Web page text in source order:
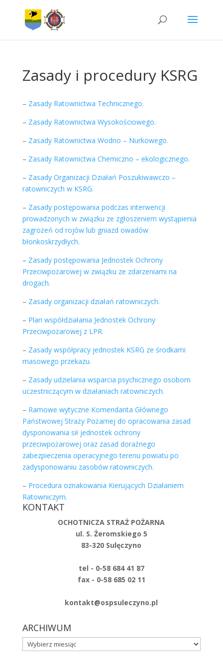
Zasady i procedury KSRG
– Zasady Ratownictwa Technicznego.
– Zasady Ratownictwa Wysokościowego.
– Zasady Ratownictwa Wodno – Nurkowego.
– Zasady Ratownictwa Chemiczno – ekologicznego.
– Zasady Organizacji Działań Poszukiwawczo –
ratowniczych w KSRG.
– Zasady postępowania podczas interwencji
prowadzonych w związku ze zgłoszeniem wystąpienia
zagrożeń od rojów lub gniazd owadów
błonkoskrzydłych.
– Zasady postępowania Jednostek Ochrony
Przeciwpożarowej w związku ze zdarzeniami na
drogach.
– Zasady organizacji działań ratowniczych.
– Plan współdziałania Jednostek Ochrony
Przeciwpożarowej z LPR.
– Zasady współpracy jednostek KSRG ze środkami
masowego przekazu.
– Zasady udzielania wsparcia psychicznego osobom
uczestniczącym w działaniach ratowniczych.
– Ramowe wytyczne Komendanta Głównego
Państwowej Straży Pożarnej do opracowania zasad
dysponowania sił jednostek ochrony
przeciwpożarowej oraz zasad doraźnego
zabezpieczenia operacyjnego terenu powiatu po
zadysponowaniu zasobów ratowniczych.
– Procedura oznakowania Kierujących Działaniem
Ratowniczym.
KONTAKT
OCHOTNICZA STRAŻ POŻARNA
ul. S. Żeromskiego 5
83-320 Sulęczyno
tel - 0-58 684 41 87
fax - 0-58 685 02 11
kontakt@ospsuleczyno.pl
ARCHIWUM
ARCHIWUM